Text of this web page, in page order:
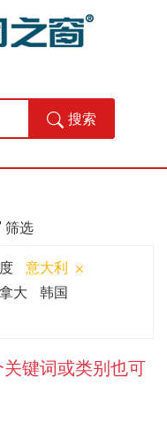
搜索
筛选
意大利
大
韩国
键词或类别也可